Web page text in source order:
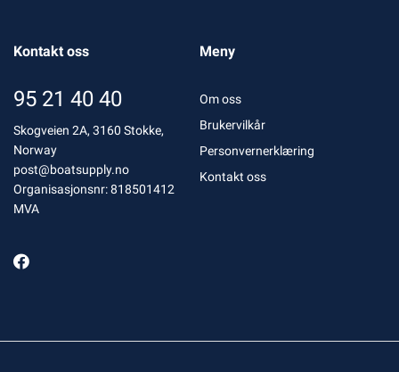
Kontakt oss
95 21 40 40
Skogveien 2A, 3160 Stokke,
Norway
post@boatsupply.no
Organisasjonsnr: 818501412
MVA
Meny
Om oss
Brukervilkår
Personvernerklæring
Kontakt oss